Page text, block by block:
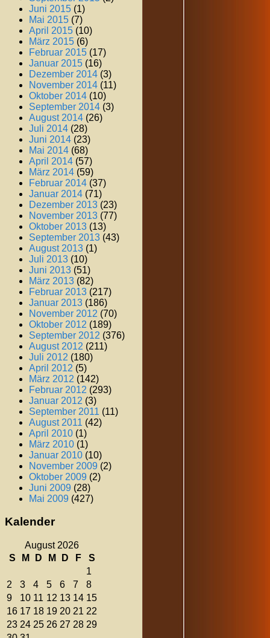
Juni 2015 (1)
Mai 2015 (7)
April 2015 (10)
März 2015 (6)
Februar 2015 (17)
Januar 2015 (16)
Dezember 2014 (3)
November 2014 (11)
Oktober 2014 (10)
September 2014 (3)
August 2014 (26)
Juli 2014 (28)
Juni 2014 (23)
Mai 2014 (68)
April 2014 (57)
März 2014 (59)
Februar 2014 (37)
Januar 2014 (71)
Dezember 2013 (23)
November 2013 (77)
Oktober 2013 (13)
September 2013 (43)
August 2013 (1)
Juli 2013 (10)
Juni 2013 (51)
März 2013 (82)
Februar 2013 (217)
Januar 2013 (186)
November 2012 (70)
Oktober 2012 (189)
September 2012 (376)
August 2012 (211)
Juli 2012 (180)
April 2012 (5)
März 2012 (142)
Februar 2012 (293)
Januar 2012 (3)
September 2011 (11)
August 2011 (42)
April 2010 (1)
März 2010 (1)
Januar 2010 (10)
November 2009 (2)
Oktober 2009 (2)
Juni 2009 (28)
Mai 2009 (427)
Kalender
August 2026
S
M D M D F
S
1
2
3 4 5 6 7
8
9
10 11 12 13 14 15
16 17 18 19 20 21 22
23 24 25 26 27 28 29